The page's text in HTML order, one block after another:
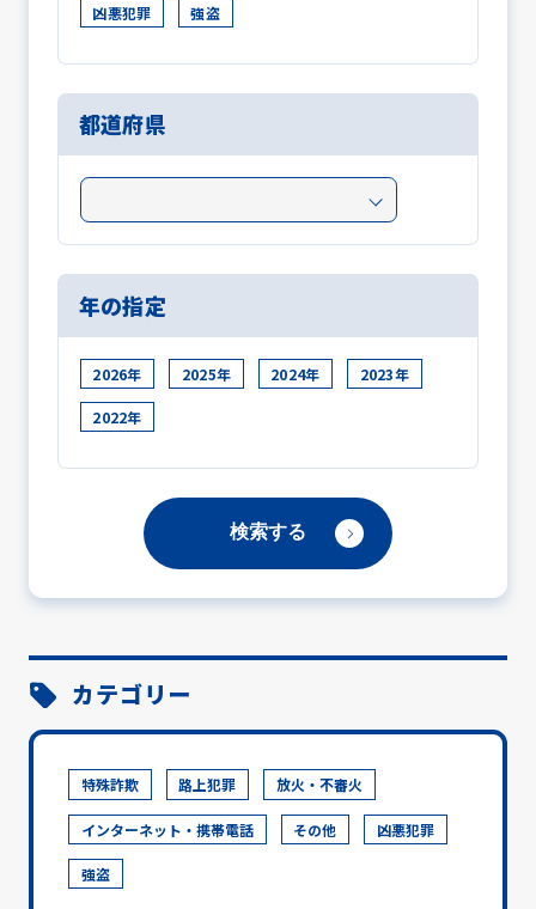
凶悪犯罪 強盗
都道府県
年の指定
2026年 2025年 2024年 2023年
2022年
カテゴリー
特殊詐欺 路上犯罪 放火・不審火
インターネット・携帯電話 その他 凶悪犯罪
強盗